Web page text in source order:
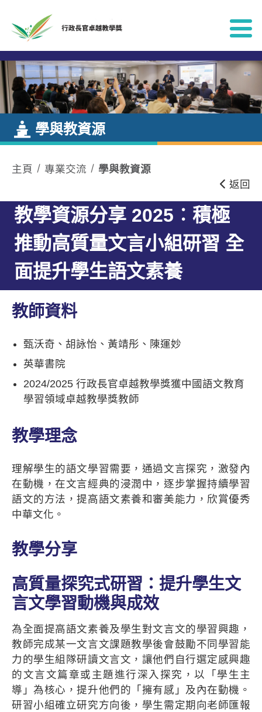
學與教資源
主頁 專業交流
學與教資源
返回
教學資源分享 2025︰積極
推動高質量文言小組研習 全
面提升學生語文素養
教師資料
甄沃奇、胡詠怡、黃靖彤、陳運妙
英華書院
2024/2025 行政長官卓越教學獎獲中國語文教育
學習領域卓越教學獎教師
教學理念
理解學生的語文學習需要，通過文言探究，激發內
在動機，在文言經典的浸潤中，逐步掌握持續學習
語文的方法，提高語文素養和審美能力，欣賞優秀
中華文化。
教學分享
高質量探究式研習：提升學生文
言文學習動機與成效
為全面提高語文素養及學生對文言文的學習興趣，
教師完成某一文言文課題教學後會鼓勵不同學習能
力的學生組隊研讀文言文，讓他們自行選定感興趣
的文言文篇章或主題進行深入探究，以「學生主
導」為核心，提升他們的「擁有感」及內在動機。
研習小組確立研究方向後，學生需定期向老師匯報